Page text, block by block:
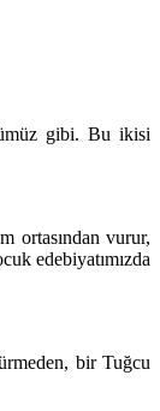
gibi. Bu ikisi
ortasından vurur,
edebiyatımızda
bir Tuğcu